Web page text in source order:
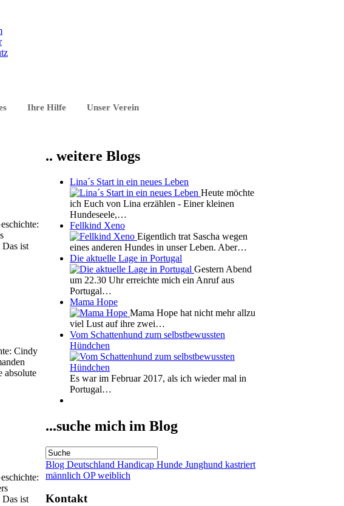
Ihre Hilfe Unser Verein
Das ist
Cindy
absolute
Das ist
.. weitere Blogs
Lina´s Start in ein neues Leben
Heute möchte
ich Euch von Lina erzählen - Einer kleinen
Hundeseele,…
Fellkind Xeno
Eigentlich trat Sascha wegen
eines anderen Hundes in unser Leben. Aber…
Die aktuelle Lage in Portugal
Gestern Abend
um 22.30 Uhr erreichte mich ein Anruf aus
Portugal…
Mama Hope
Mama Hope hat nicht mehr allzu
viel Lust auf ihre zwei…
Vom Schattenhund zum selbstbewussten
Hündchen
Es war im Februar 2017, als ich wieder mal in
Portugal…
...suche mich im Blog
Blog Deutschland Handicap Hunde Junghund kastriert
männlich OPweiblich
Kontakt